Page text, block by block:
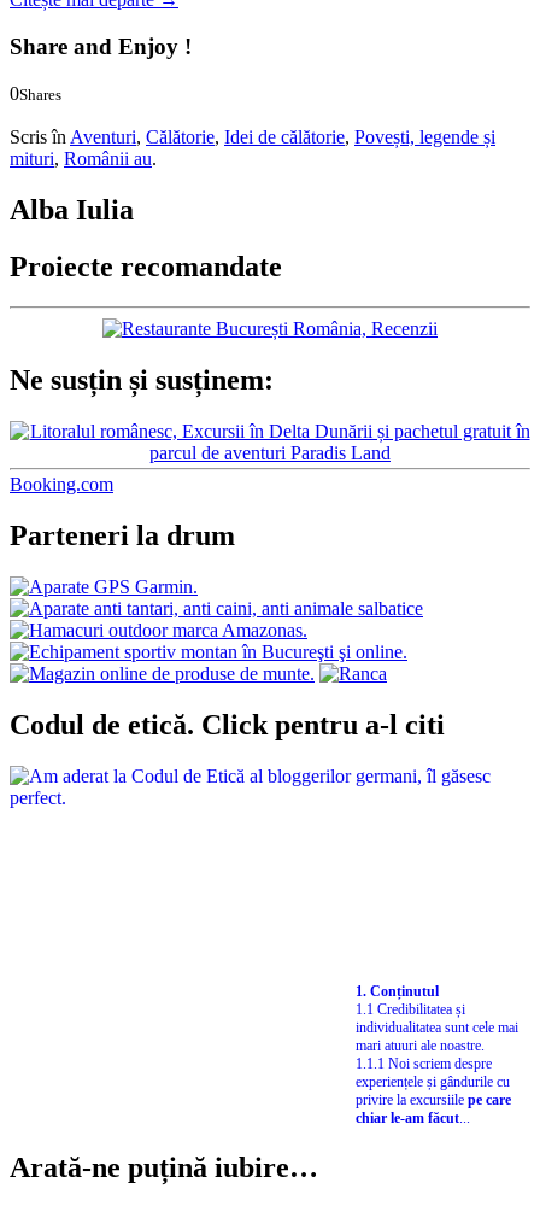
Share and Enjoy !
0Shares
Scris în Aventuri, Călătorie, Idei de călătorie, Povești, legende și
mituri, Românii au.
Alba Iulia
Proiecte recomandate
Ne susțin și susținem:
Booking.com
Parteneri la drum
Codul de etică. Click pentru a-l citi
1. Conținutul
1.1 Credibilitatea și
individualitatea sunt cele mai
mari atuuri ale noastre.
1.1.1 Noi scriem despre
experiențele și gândurile cu
privire la excursiile pe care
chiar le-am făcut...
Arată-ne puțină iubire…